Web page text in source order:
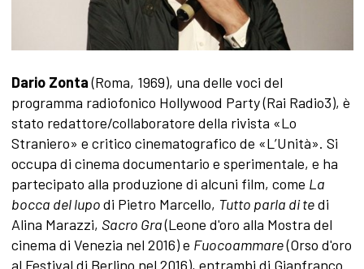
Dario Zonta(Roma, 1969), una delle voci del
programma radiofonico Hollywood Party (Rai Radio3), è
stato redattore/collaboratore della rivista «Lo
Straniero» e critico cinematografico de «L’Unità». Si
occupa di cinema documentario e sperimentale, e ha
partecipato alla produzione di alcuni film, come La
bocca del lupodi Pietro Marcello, Tutto parla di tedi
Alina Marazzi, Sacro Gra(Leone d'oro alla Mostra del
cinema di Venezia nel 2016) e Fuocoammare(Orso d'oro
al Festival di Berlino nel 2016), entrambi di Gianfranco